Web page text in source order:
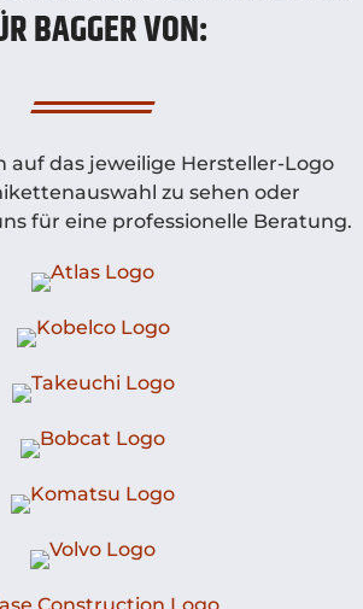
BAGGER VON:
auf das jeweilige Hersteller-Logo
zu sehen oder
für eine professionelle Beratung.